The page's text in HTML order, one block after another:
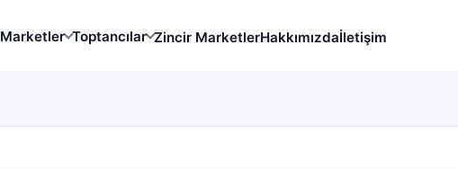
Marketler Toptancılar Zincir MarketlerHakkımızdaİletişim